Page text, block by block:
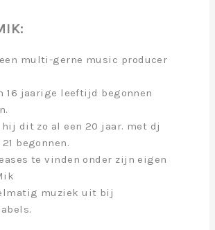
multi-gerne music producer
16 jaarige leeftijd begonnen
dit zo al een 20 jaar. met dj
begonnen.
te vinden onder zijn eigen
muziek uit bij